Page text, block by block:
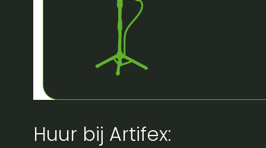
Huur bij Artifex: